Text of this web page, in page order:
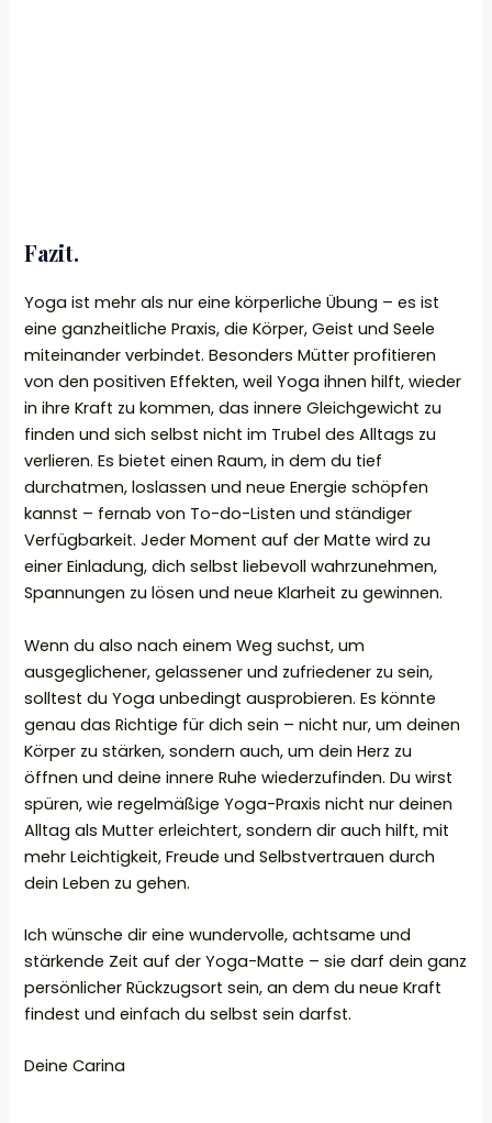
Fazit.
Yoga ist mehr als nur eine körperliche Übung – es ist
eine ganzheitliche Praxis, die Körper, Geist und Seele
miteinander verbindet. Besonders Mütter profitieren
von den positiven Effekten, weil Yoga ihnen hilft, wieder
in ihre Kraft zu kommen, das innere Gleichgewicht zu
finden und sich selbst nicht im Trubel des Alltags zu
verlieren. Es bietet einen Raum, in dem du tief
durchatmen, loslassen und neue Energie schöpfen
kannst – fernab von To-do-Listen und ständiger
Verfügbarkeit. Jeder Moment auf der Matte wird zu
einer Einladung, dich selbst liebevoll wahrzunehmen,
Spannungen zu lösen und neue Klarheit zu gewinnen.
Wenn du also nach einem Weg suchst, um
ausgeglichener, gelassener und zufriedener zu sein,
solltest du Yoga unbedingt ausprobieren. Es könnte
genau das Richtige für dich sein – nicht nur, um deinen
Körper zu stärken, sondern auch, um dein Herz zu
öffnen und deine innere Ruhe wiederzufinden. Du wirst
spüren, wie regelmäßige Yoga-Praxis nicht nur deinen
Alltag als Mutter erleichtert, sondern dir auch hilft, mit
mehr Leichtigkeit, Freude und Selbstvertrauen durch
dein Leben zu gehen.
Ich wünsche dir eine wundervolle, achtsame und
stärkende Zeit auf der Yoga-Matte – sie darf dein ganz
persönlicher Rückzugsort sein, an dem du neue Kraft
findest und einfach du selbst sein darfst.
Deine Carina